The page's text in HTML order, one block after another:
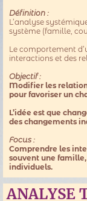
Définition :
L’analyse
système (famille,
Le comportement
interactions et des
Objectif :
Modifier les
pour favoriser un
L’idée est que
des changements
Focus :
Comprendre les
souvent une
individuels.
ANALYSE